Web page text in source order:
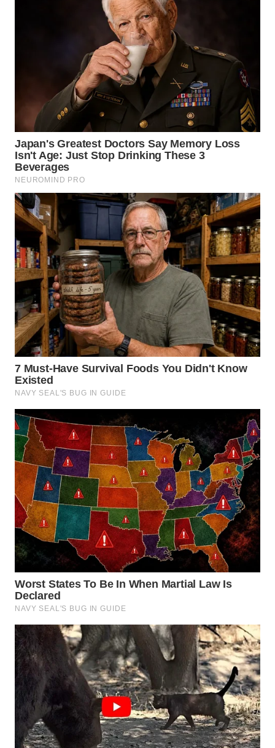
WN
TAPANULI
SELATAN
WN
TANJUNG
LESUNG
WN
KARO
WN
SIMALUNGUN
WN
LABUHANBATU
WN
TAPANULI
TENGAH
WN DELI
SERDANG
WN
TEBING
TINGGI
WN
PAKPAK
WN
KARAWANG
WN
WN
BOGOR
WN
DEPOK
WN